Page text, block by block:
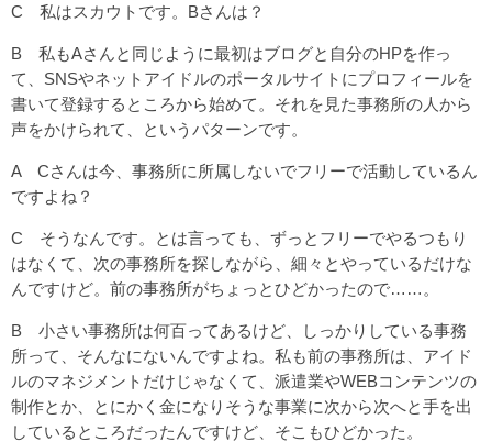
C 私はスカウトです。Bさんは？
B 私もAさんと同じように最初はブログと自分のHPを作っ
て、SNSやネットアイドルのポータルサイトにプロフィールを
書いて登録するところから始めて。それを見た事務所の人から
声をかけられて、というパターンです。
A Cさんは今、事務所に所属しないでフリーで活動しているん
ですよね？
C そうなんです。とは言っても、ずっとフリーでやるつもり
はなくて、次の事務所を探しながら、細々とやっているだけな
んですけど。前の事務所がちょっとひどかったので……。
B 小さい事務所は何百ってあるけど、しっかりしている事務
所って、そんなにないんですよね。私も前の事務所は、アイド
ルのマネジメントだけじゃなくて、派遣業やWEBコンテンツの
制作とか、とにかく金になりそうな事業に次から次へと手を出
しているところだったんですけど、そこもひどかった。